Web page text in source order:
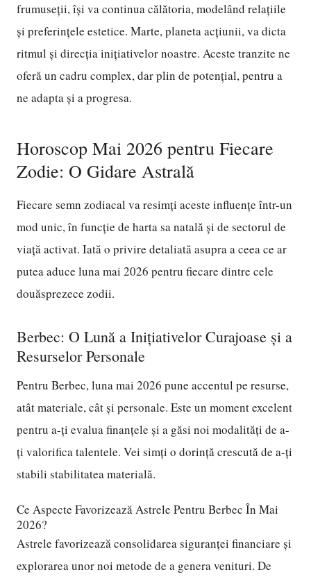
frumuseții, își va continua călătoria, modelând relațiile
și preferințele estetice. Marte, planeta acțiunii, va dicta
ritmul și direcția inițiativelor noastre. Aceste tranzite ne
oferă un cadru complex, dar plin de potențial, pentru a
ne adapta și a progresa.
Horoscop Mai 2026 pentru Fiecare
Zodie: O Gidare Astrală
Fiecare semn zodiacal va resimți aceste influențe într-un
mod unic, în funcție de harta sa natală și de sectorul de
viață activat. Iată o privire detaliată asupra a ceea ce ar
putea aduce luna mai 2026 pentru fiecare dintre cele
douăsprezece zodii.
Berbec: O Lună a Inițiativelor Curajoase și a
Resurselor Personale
Pentru Berbec, luna mai 2026 pune accentul pe resurse,
atât materiale, cât și personale. Este un moment excelent
pentru a-ți evalua finanțele și a găsi noi modalități de a-
ți valorifica talentele. Vei simți o dorință crescută de a-ți
stabili stabilitatea materială.
Ce Aspecte Favorizează Astrele Pentru Berbec În Mai
2026?
Astrele favorizează consolidarea siguranței financiare și
explorarea unor noi metode de a genera venituri. De